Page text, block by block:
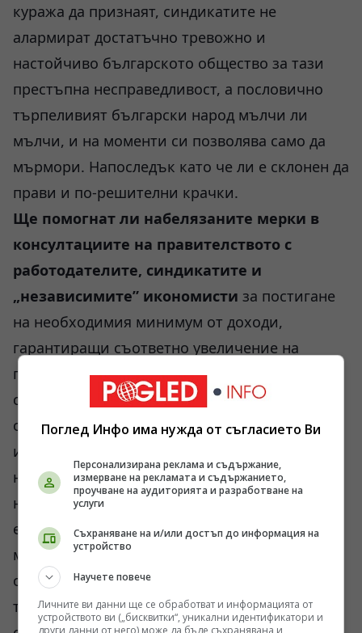
куража да признаят, синдикатите не
алармират достатъчно тревожно и
настойчиво българското общество за тази
престъпна несправедливост, а пословично
търпеливият български народ мълчи ли
мълчи, и на моменти си позволява само да
мърмори. Напоследък като че ли е склонен да
прави и по-решителни крачки.
Ще помогнат ли набелязаните мерки в
консултациите на правителството с
работодателите, синдикатите и
„независимите” икономисти за постигане
на необходимия минимум от доходи,
гарантиращи съответно увеличение на
потреблението на домакинствата, а
следователно и на БВП? Някои от
обсъжданите мерки (ограничаване на
излишните регулации, редовни разплащания
на държавата и общините с бизнеса, достъп
на повече фирми до държавни поръчки, по-
ефикасна регулация на монополите и т.н.)
може да допринесат за някакво скромно
оживление през следващите 1-2-3 години, но
това не осигурява необходимия ни обрат в
Поглед Инфо има нужда от съгласието Ви
Персонализирана реклама и съдържание,
измерване на рекламата и съдържанието,
проучване на аудиторията и разработване на
услуги
Съхраняване на и/или достъп до информация на
устройство
Научете повече
Личните ви данни ще се обработват и информацията от
устройството ви („бисквитки“, уникални идентификатори и
други данни от него) може да бъде съхранявана и